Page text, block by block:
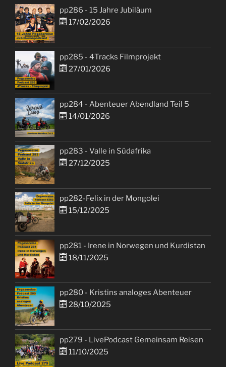
pp286 - 15 Jahre Jubiläum
17/02/2026
pp285 - 4Tracks Filmprojekt
27/01/2026
pp284 - Abenteuer Abendland Teil 5
14/01/2026
pp283 - Valle in Südafrika
27/12/2025
pp282-Felix in der Mongolei
15/12/2025
pp281 - Irene in Norwegen und Kurdistan
18/11/2025
pp280 - Kristins analoges Abenteuer
28/10/2025
pp279 - LivePodcast Gemeinsam Reisen
11/10/2025